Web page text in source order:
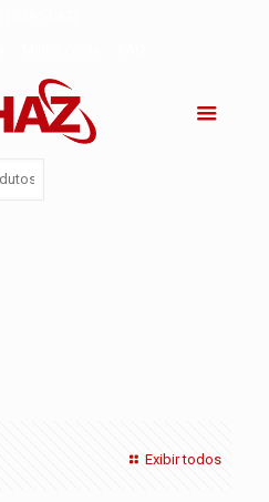
Exibir todos